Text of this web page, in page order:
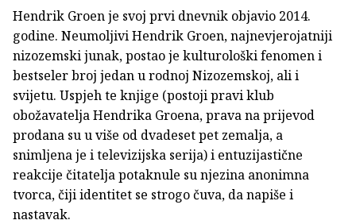
Hendrik Groen je svoj prvi dnevnik objavio 2014.
godine. Neumoljivi Hendrik Groen, najnevjerojatniji
nizozemski junak, postao je kulturološki fenomen i
bestseler broj jedan u rodnoj Nizozemskoj, ali i
svijetu. Uspjeh te knjige (postoji pravi klub
obožavatelja Hendrika Groena, prava na prijevod
prodana su u više od dvadeset pet zemalja, a
snimljena je i televizijska serija) i entuzijastične
reakcije čitatelja potaknule su njezina anonimna
tvorca, čiji identitet se strogo čuva, da napiše i
nastavak.